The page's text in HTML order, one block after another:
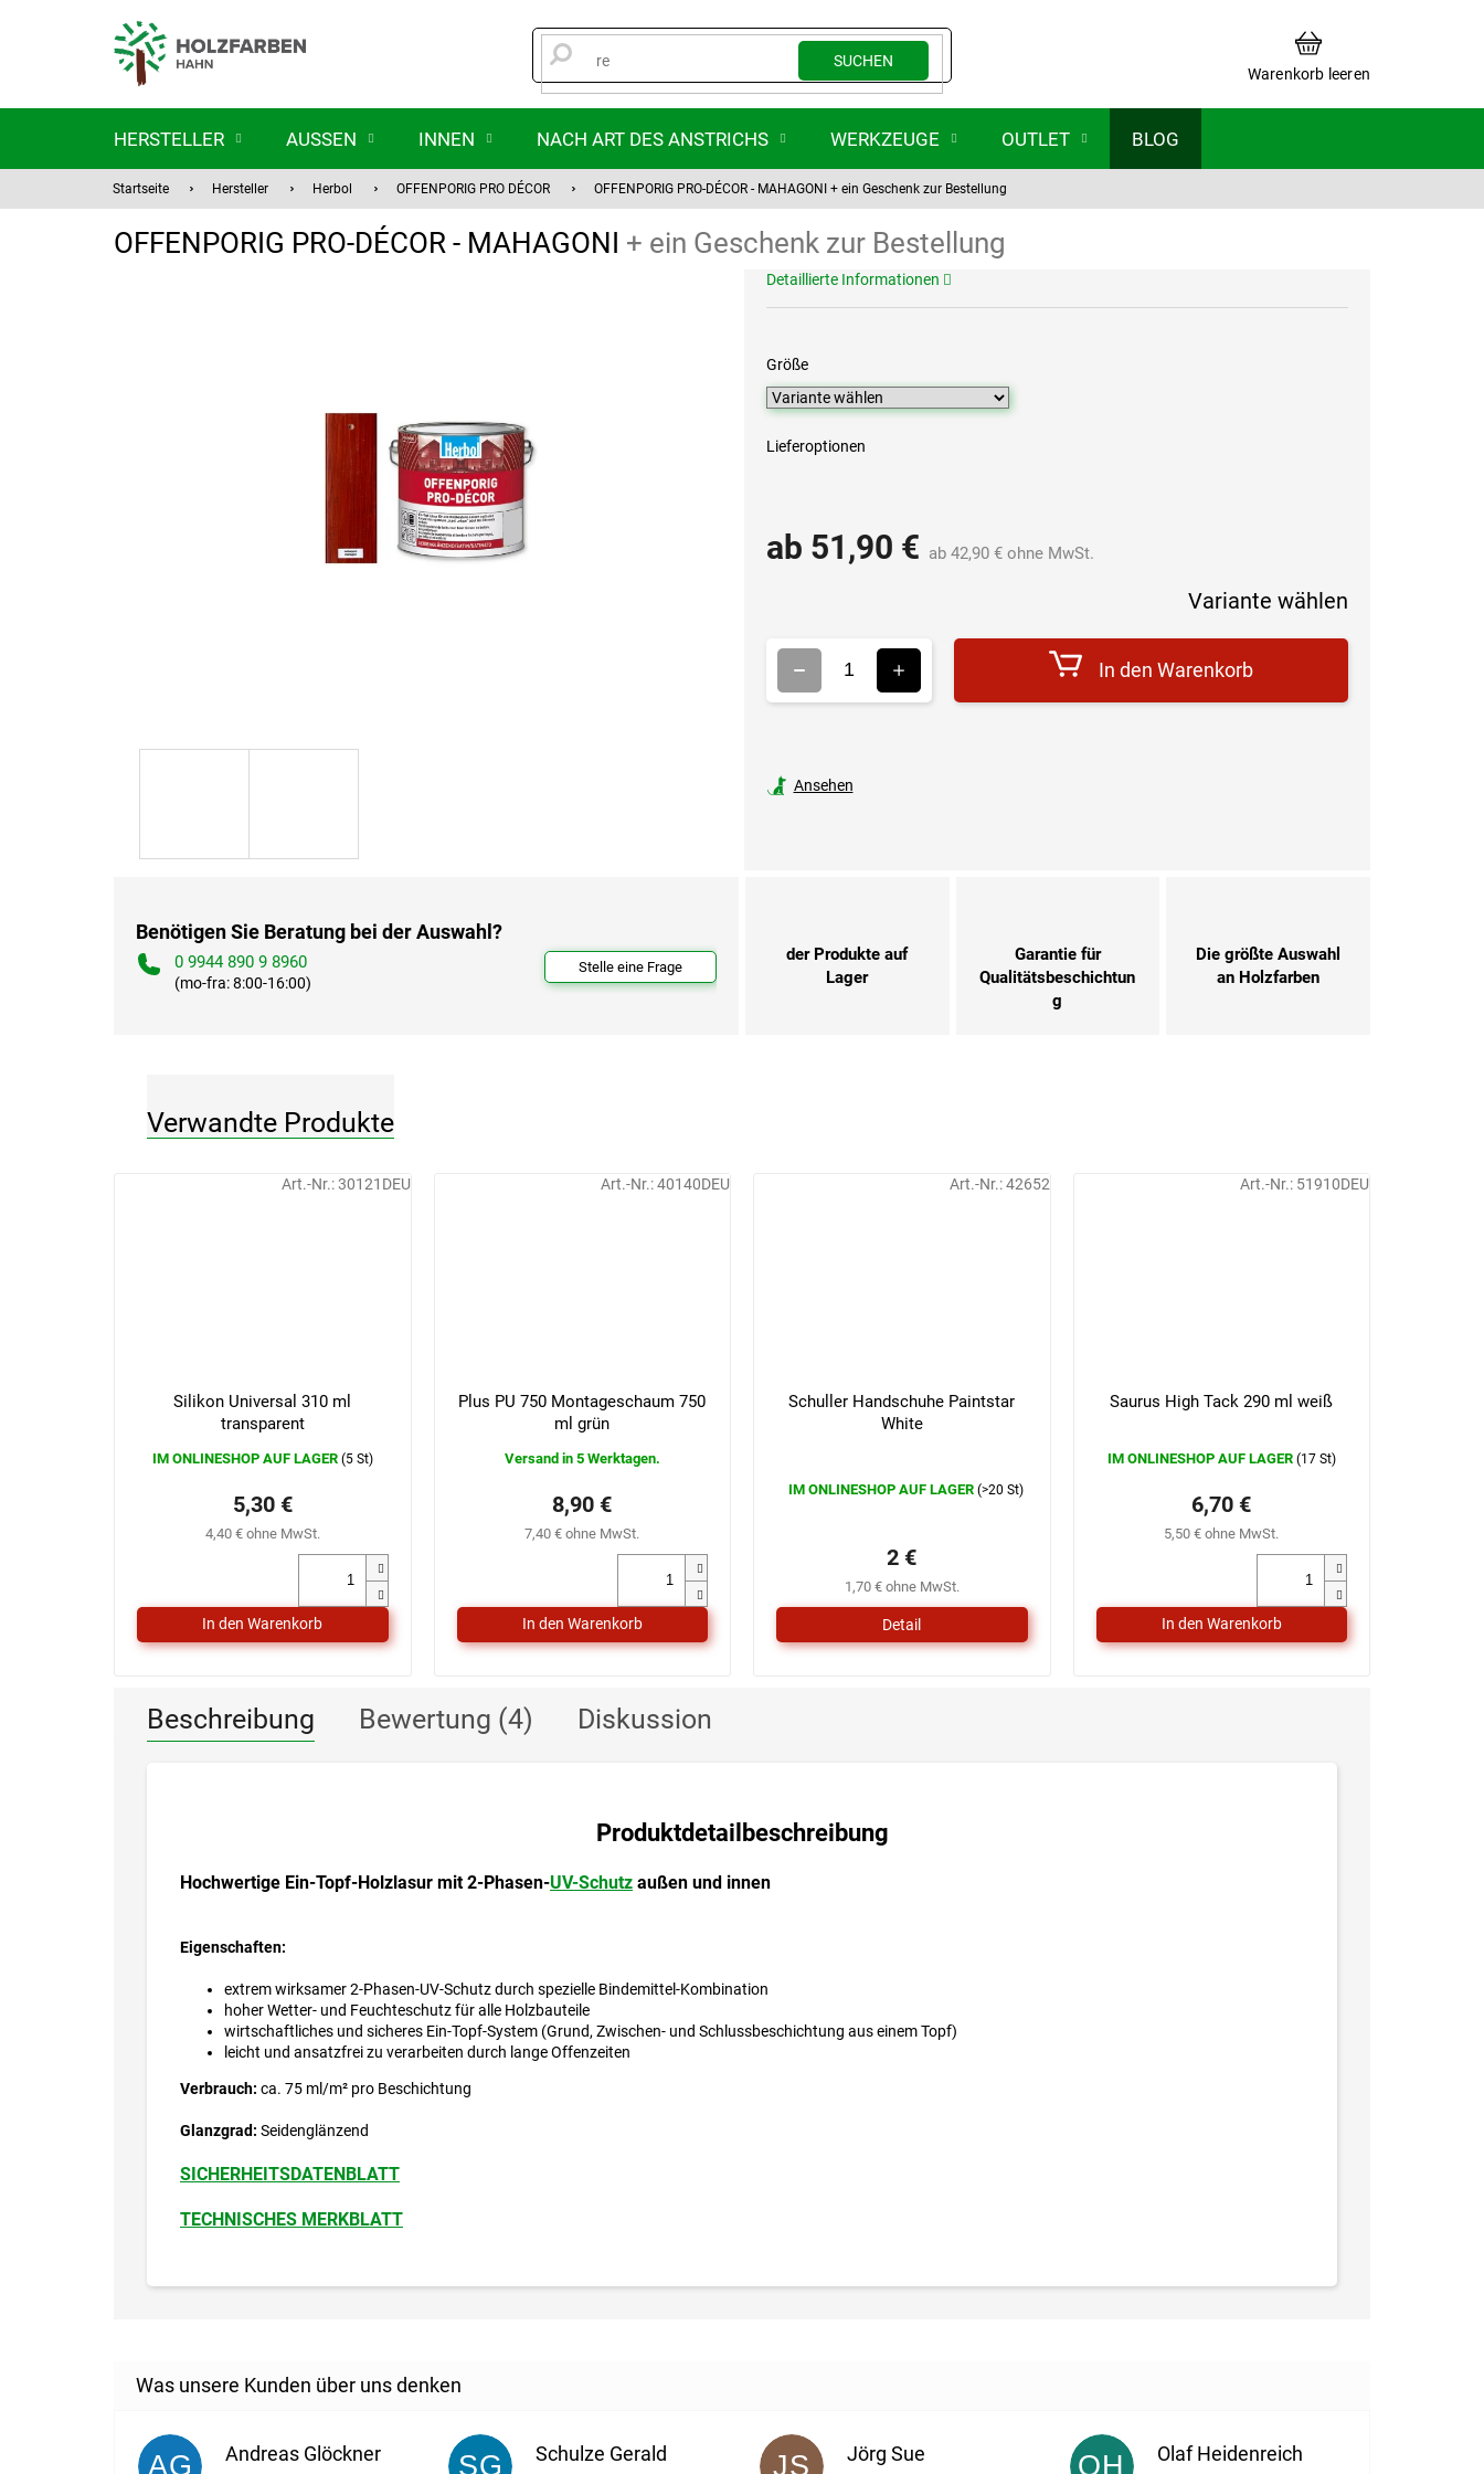
SUCHEN
WARENKORB
Warenkorb leeren
HERSTELLER AUSSEN INNEN NACH ART DES ANSTRICHS WERKZEUGE OUTLET BLOG
Startseite Hersteller Herbol OFFENPORIG PRO DÉCOR OFFENPORIG PRO-DÉCOR - MAHAGONI + ein Geschenk zur Bestellung
OFFENPORIG PRO-DÉCOR - MAHAGONI + ein Geschenk zur Bestellung
ab 51,90 € ab 42,90 €ohne MwSt.
Variante wählen
Größe
Lieferoptionen
In den Warenkorb
Detaillierte Informationen
Ansehen
Benötigen Sie Beratung bei der Auswahl?
0 9944 890 9 8960
(mo-fra: 8:00-16:00)
Stelle eine Frage
der Produkte auf
Lager
Garantie für
Qualitätsbeschichtun
g
Die größte Auswahl
an Holzfarben
Verwandte Produkte
Silikon Universal 310 ml
transparent
IM ONLINESHOP AUF LAGER (5 St)
4,40 € ohne MwSt.
5,30 €
Art.-Nr.:30121DEU
Plus PU 750 Montageschaum 750
ml grün
Versand in 5 Werktagen.
7,40 € ohne MwSt.
8,90 €
Art.-Nr.:40140DEU
Schuller Handschuhe Paintstar
White
Die
von
Sternen.
IM ONLINESHOP AUF LAGER (>20 St)
1,70 € ohne MwSt.
2 €
Detail
Art.-Nr.:42652
Saurus High Tack 290 ml weiß
IM ONLINESHOP AUF LAGER (17 St)
5,50 € ohne MwSt.
6,70 €
Art.-Nr.: 51910DEU
Beschreibung Bewertung (4) Diskussion
Produktdetailbeschreibung
Hochwertige Ein-Topf-Holzlasur mit 2-Phasen-UV-Schutz außen und innen
Eigenschaften:
extrem wirksamer 2-Phasen-UV-Schutz durch spezielle Bindemittel-Kombination
hoher Wetter- und Feuchteschutz für alle Holzbauteile
wirtschaftliches und sicheres Ein-Topf-System (Grund, Zwischen- und Schlussbeschichtung aus einem Topf)
leicht und ansatzfrei zu verarbeiten durch lange Offenzeiten
Verbrauch: ca. 75 ml/m² pro Beschichtung
Glanzgrad: Seidenglänzend
SICHERHEITSDATENBLATT
TECHNISCHES MERKBLATT
AG Andreas Glöckner SG Schulze Gerald JS Jörg Sue OH Olaf Heidenreich